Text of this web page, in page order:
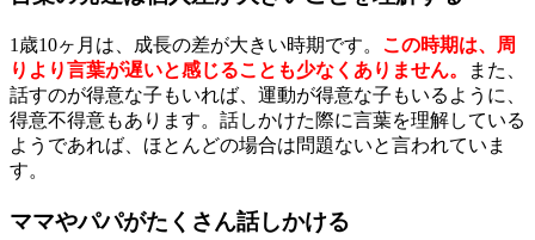
1歳10ヶ月は、成長の差が大きい時期です。 この時期は、周
りより言葉が遅いと感じることも少なくありません。
また、
話すのが得意な子もいれば、運動が得意な子もいるように、
得意不得意もあります。話しかけた際に言葉を理解している
ようであれば、ほとんどの場合は問題ないと言われていま
す。
ママやパパがたくさん話しかける